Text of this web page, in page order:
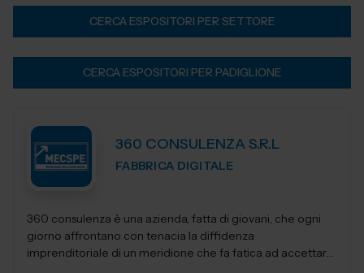
CERCA ESPOSITORI PER SETTORE
CERCA ESPOSITORI PER PADIGLIONE
360 CONSULENZA S.R.L
FABBRICA DIGITALE
360 consulenza è una azienda, fatta di giovani, che ogni
giorno affrontano con tenacia la diffidenza
imprenditoriale di un meridione che fa fatica ad accettare